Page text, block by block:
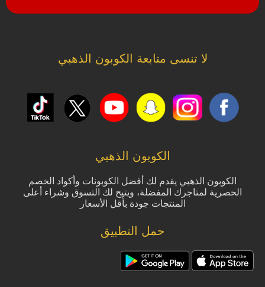
لا تنسى متابعة الكوبون الذهبي
الكوبون الذهبي
الكوبون الذهبي يقدم لك أفضل الكوبونات وأكواد الخصم
الحصرية لمتاجرك المفضلة، ويتيح لك التسوق وشراء أعلى
المنتجات جودة بأقل الأسعار
حمل التطبيق